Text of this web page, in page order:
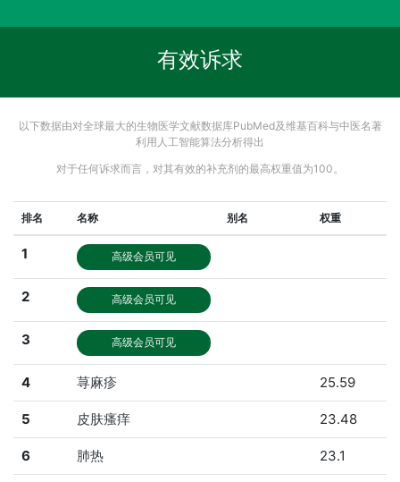
有效诉求
以下数据由对全球最大的生物医学文献数据库PubMed及维基百科与中医名著
利用人工智能算法分析得出
对于任何诉求而言，对其有效的补充剂的最高权重值为100。
排名 名称 别名 权重
1 高级会员可见
2 高级会员可见
3 高级会员可见
4 荨麻疹 25.59
5 皮肤瘙痒 23.48
6 肺热 23.1